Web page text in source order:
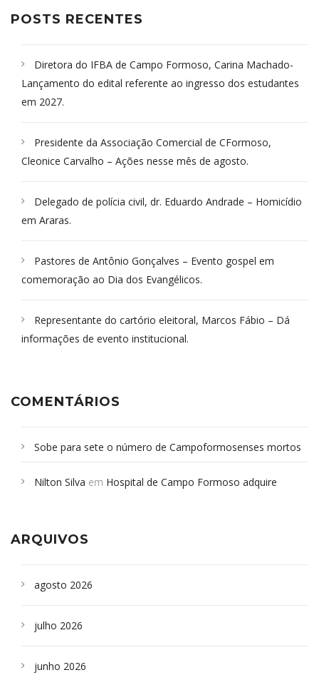
POSTS RECENTES
Diretora do IFBA de Campo Formoso, Carina Machado-
Lançamento do edital referente ao ingresso dos estudantes
em 2027.
Presidente da Associação Comercial de CFormoso,
Cleonice Carvalho – Ações nesse mês de agosto.
Delegado de polícia civil, dr. Eduardo Andrade – Homicídio
em Araras.
Pastores de Antônio Gonçalves – Evento gospel em
comemoração ao Dia dos Evangélicos.
Representante do cartório eleitoral, Marcos Fábio – Dá
informações de evento institucional.
COMENTÁRIOS
Sobe para sete o número de Campoformosenses mortos
Campoformosenses que morreram em desabamentos são
Nilton Silva em Hospital de Campo Formoso adquire
ARQUIVOS
agosto 2026
julho 2026
junho 2026